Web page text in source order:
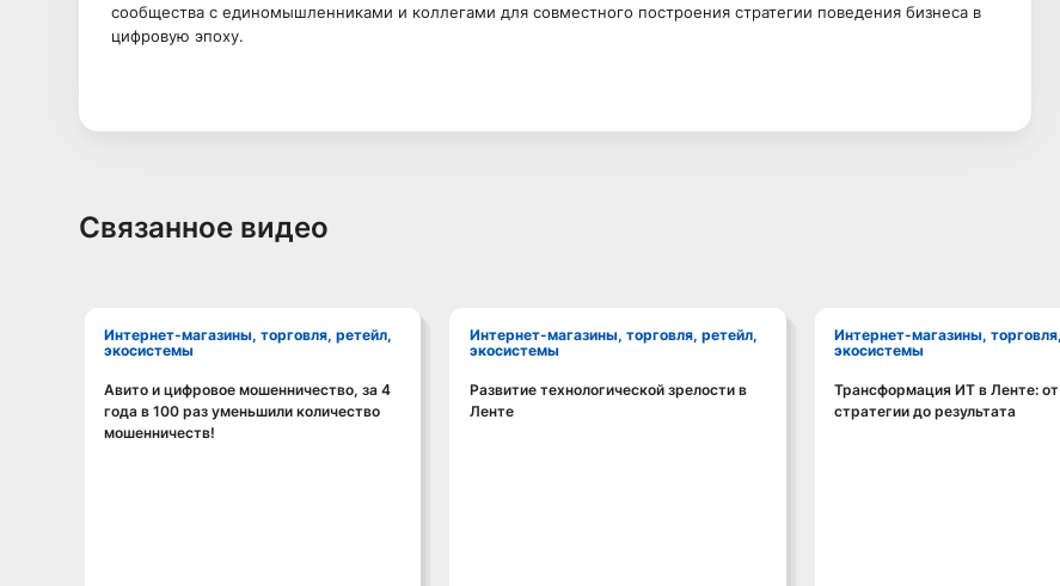
сообщества с единомышленниками и коллегами для совместного построения стратегии поведения бизнеса в
цифровую эпоху.
Связанное видео
Интернет-магазины, торговля, ретейл,
экосистемы
Смотреть видео
Авито и цифровое мошенничество, за 4
года в 100 раз уменьшили количество
мошенничеств!
Интернет-магазины, торговля, ретейл,
экосистемы
Смотреть видео
Развитие технологической зрелости в
Ленте
Интернет-магазины, торговля, ретейл,
экосистемы
Смотреть видео
Трансформация ИТ в Ленте: от
стратегии до результата